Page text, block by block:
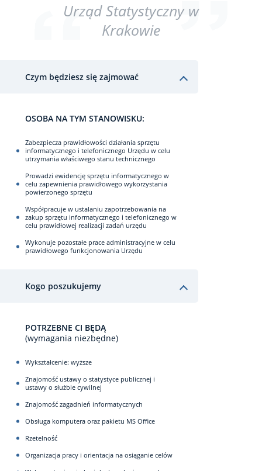
Urząd Statystyczny w
Krakowie
Czym będziesz się zajmować
OSOBA NA TYM STANOWISKU:
Zabezpiecza prawidłowości działania sprzętu
informatycznego i telefonicznego Urzędu w celu
utrzymania właściwego stanu technicznego
Prowadzi ewidencję sprzętu informatycznego w
celu zapewnienia prawidłowego wykorzystania
powierzonego sprzętu
Współpracuje w ustalaniu zapotrzebowania na
zakup sprzętu informatycznego i telefonicznego w
celu prawidłowej realizacji zadań urzędu
Wykonuje pozostałe prace administracyjne w celu
prawidłowego funkcjonowania Urzędu
Kogo poszukujemy
POTRZEBNE CI BĘDĄ
(wymagania niezbędne)
Wykształcenie: wyższe
Znajomość ustawy o statystyce publicznej i
ustawy o służbie cywilnej
Znajomość zagadnień informatycznych
Obsługa komputera oraz pakietu MS Office
Rzetelność
Organizacja pracy i orientacja na osiąganie celów